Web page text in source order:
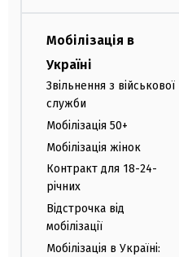
Мобілізація в
Україні
Звільнення з військової
служби
Мобілізація 50+
Мобілізація жінок
Контракт для 18-24-
річних
Відстрочка від
мобілізації
Мобілізація в Україні: